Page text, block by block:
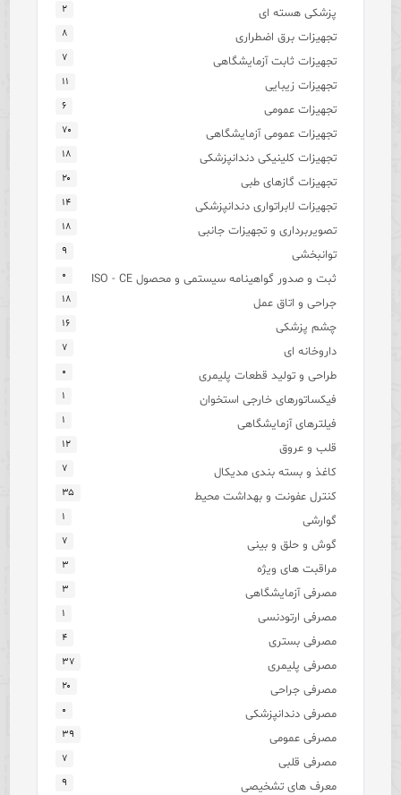
پزشکی هسته ای ۲
تجهیزات برق اضطراری ۸
تجهیزات ثابت آزمایشگاهی ۷
تجهیزات زیبایی ۱۱
تجهیزات عمومی ۶
تجهیزات عمومی آزمایشگاهی ۷۰
تجهیزات کلینیکی دندانپزشکی ۱۸
تجهیزات گازهای طبی ۲۰
تجهیزات لابراتواری دندانپزشکی ۱۴
تصویربرداری و تجهیزات جانبی ۱۸
توانبخشی ۹
ثبت و صدور گواهینامه سیستمی و محصول ISO - CE ۰
جراحی و اتاق عمل ۱۸
چشم پزشکی ۱۶
داروخانه ای ۷
طراحی و تولید قطعات پلیمری ۰
فیکساتورهای خارجی استخوان ۱
فیلترهای آزمایشگاهی ۱
قلب و عروق ۱۲
کاغذ و بسته بندی مدیکال ۷
کنترل عفونت و بهداشت محیط ۳۵
گوارشی ۱
گوش و حلق و بینی ۷
مراقبت های ویژه ۳
مصرفی آزمایشگاهی ۳
مصرفی ارتودنسی ۱
مصرفی بستری ۴
مصرفی پلیمری ۳۷
مصرفی جراحی ۲۰
مصرفی دندانپزشکی ۰
مصرفی عمومی ۳۹
مصرفی قلبی ۷
معرف های تشخیصی ۹